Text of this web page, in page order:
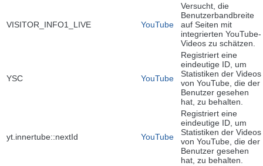
VISITOR_INFO1_LIVE YouTube
Versucht, die
Benutzerbandbreite
auf Seiten mit
integrierten YouTube-
Videos zu schätzen.
YSC YouTube
Registriert eine
eindeutige ID, um
Statistiken der Videos
von YouTube, die der
Benutzer gesehen
hat, zu behalten.
yt.innertube::nextId YouTube
Registriert eine
eindeutige ID, um
Statistiken der Videos
von YouTube, die der
Benutzer gesehen
hat, zu behalten.